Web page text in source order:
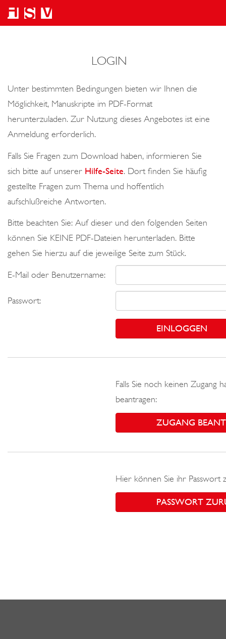
LOGIN
Unter bestimmten Bedingungen bieten wir Ihnen die
Möglichkeit, Manuskripte im PDF-Format
herunterzuladen. Zur Nutzung dieses Angebotes ist eine
Anmeldung erforderlich.
Falls Sie Fragen zum Download haben, informieren Sie
sich bitte auf unserer Hilfe-Seite. Dort finden Sie häufig
gestellte Fragen zum Thema und hoffentlich
aufschlußreiche Antworten.
Bitte beachten Sie: Auf dieser und den folgenden Seiten
können Sie KEINE PDF-Dateien herunterladen. Bitte
gehen Sie hierzu auf die jeweilige Seite zum Stück.
E-Mail oder Benutzername:
Passwort:
Falls Sie noch keinen Zugang
beantragen:
ZUGANG
Hier können Sie ihr Passwort
PASSWORT